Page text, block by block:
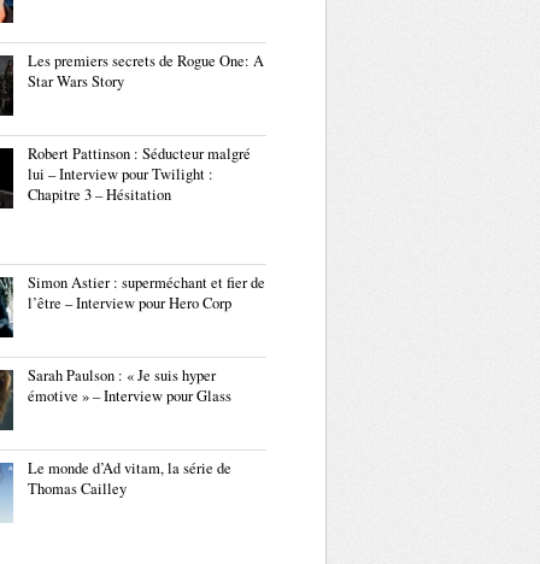
Les premiers secrets de Rogue One: A
Star Wars Story
Robert Pattinson : Séducteur malgré
lui – Interview pour Twilight :
Chapitre 3 – Hésitation
Simon Astier : superméchant et fier de
l’être – Interview pour Hero Corp
Sarah Paulson : « Je suis hyper
émotive » – Interview pour Glass
Le monde d’Ad vitam, la série de
Thomas Cailley